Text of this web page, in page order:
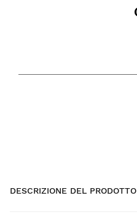
DESCRIZIONE DEL PRODOTTO